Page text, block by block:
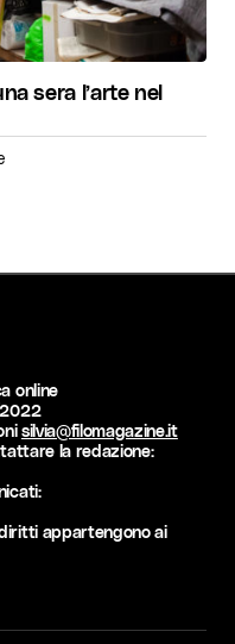
sera l’arte nel
online
silvia@filomagazine.it
la redazione:
appartengono ai